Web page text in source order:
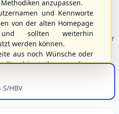
– wählen Sie einen Einstieg für
HBV
anzupassen.
und Kennworte
von der alten Homepage
sollten weiterhin
werden können.
aus noch Wünsche oder
könnt ihr uns diese